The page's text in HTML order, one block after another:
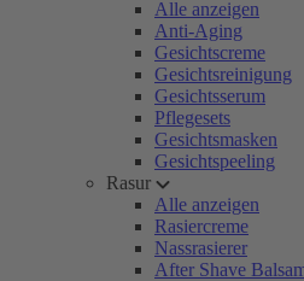
Alle anzeigen
Anti-Aging
Gesichtscreme
Gesichtsreinigung
Gesichtsserum
Pflegesets
Gesichtsmasken
Gesichtspeeling
Rasur
Alle anzeigen
Rasiercreme
Nassrasierer
After Shave